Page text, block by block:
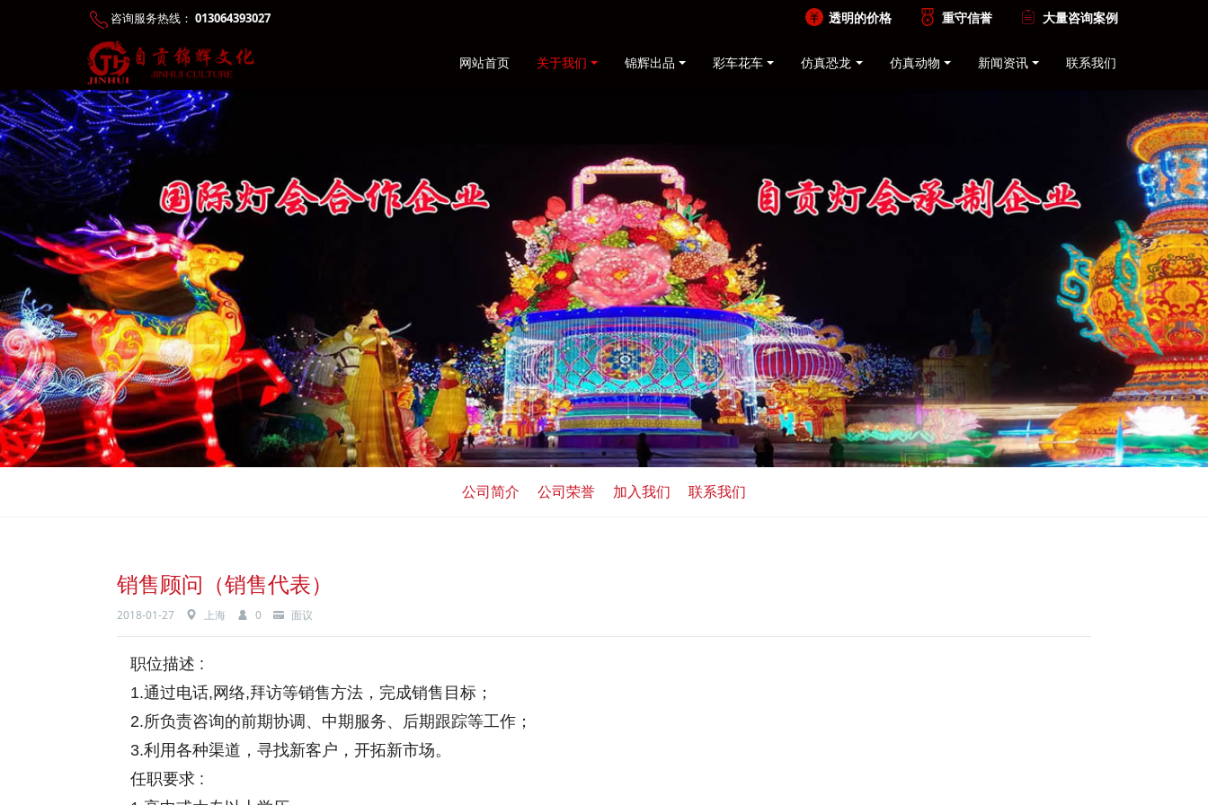
咨询服务热线： 013064393027 透明的价格 重守信誉 大量咨询案例
网站首页 关于我们 锦辉出品 彩车花车 仿真恐龙 仿真动物 新闻资讯 联系我们
公司简介 公司荣誉 加入我们 联系我们
销售顾问（销售代表）
2018-01-27 上海 0 面议
职位描述 :
1.通过电话,网络,拜访等销售方法，完成销售目标；
2.所负责咨询的前期协调、中期服务、后期跟踪等工作；
3.利用各种渠道，寻找新客户，开拓新市场。
任职要求 :